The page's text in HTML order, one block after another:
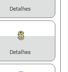
Detalhes
Detalhes